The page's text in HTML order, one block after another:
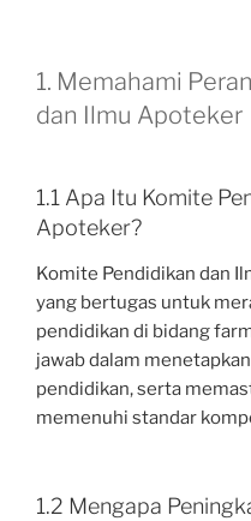
1. Memahami
dan Ilmu Apoteker
1.1 Apa Itu Komite
Apoteker?
Komite Pendidikan dan
yang bertugas untuk
pendidikan di bidang
jawab dalam
pendidikan, serta
memenuhi standar
1.2 Mengapa